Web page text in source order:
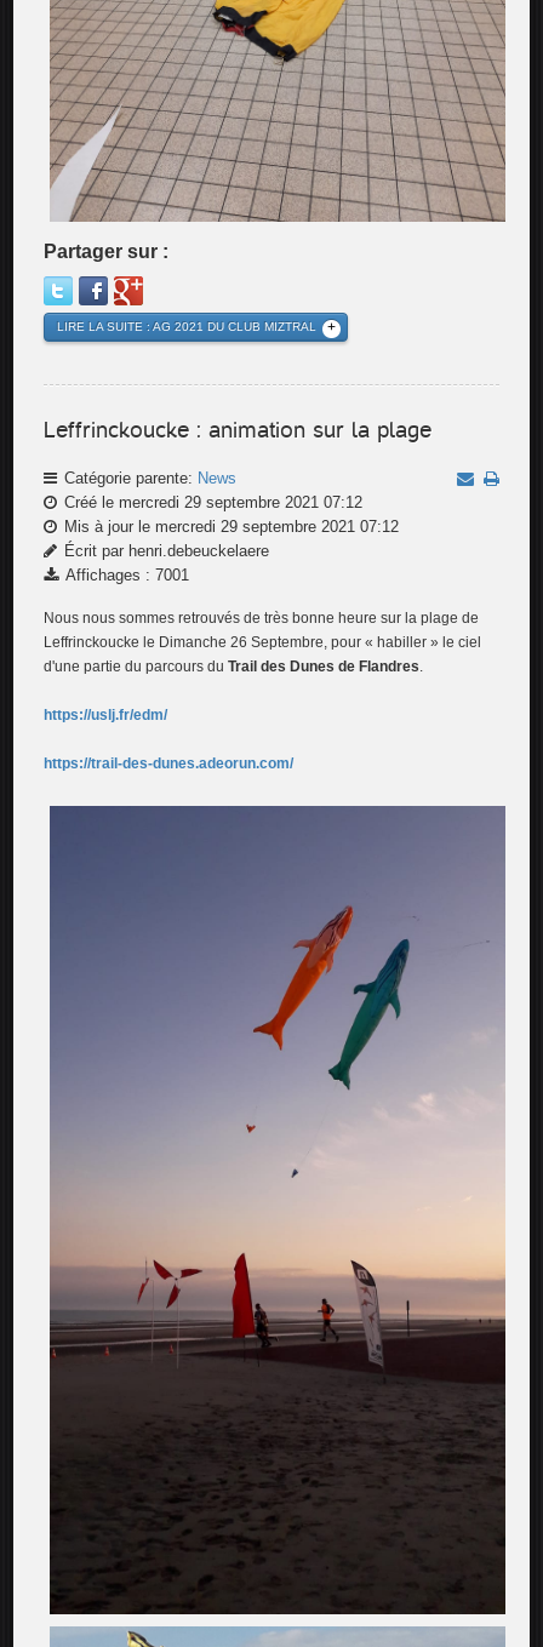
Partager sur :
LIRE LA SUITE : AG 2021 DU CLUB MIZTRAL
Leffrinckoucke : animation sur la plage
Catégorie parente: News
Créé le mercredi 29 septembre 2021 07:12
Mis à jour le mercredi 29 septembre 2021 07:12
Écrit par henri.debeuckelaere
Affichages : 7001
Nous nous sommes retrouvés de très bonne heure sur la plage de
Leffrinckoucke le Dimanche 26 Septembre, pour « habiller » le ciel
d'une partie du parcours du Trail des Dunes de Flandres
https://uslj.fr/edm/
https://trail-des-dunes.adeorun.com/